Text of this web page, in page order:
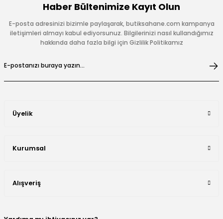
Haber Bültenimize Kayıt Olun
E-posta adresinizi bizimle paylaşarak, butiksahane.com kampanya
iletişimleri almayı kabul ediyorsunuz. Bilgilerinizi nasıl kullandığımız
hakkında daha fazla bilgi için Gizlilik Politikamız
Üyelik
Kurumsal
Alışveriş